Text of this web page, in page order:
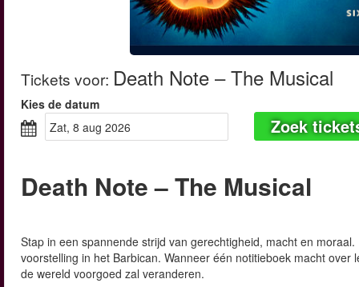
Tickets voor: Death Note – The Musical
Kies de datum
zat, 8 aug 2026
Zoek
Death Note – The Musical
Stap in een spannende strijd van gerechtigheid, macht en
voorstelling in het Barbican. Wanneer één notitieboek macht
de wereld voorgoed zal veranderen.